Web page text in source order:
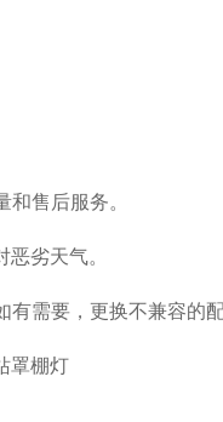
售后服务。
劣天气。
需要，更换不兼容的配